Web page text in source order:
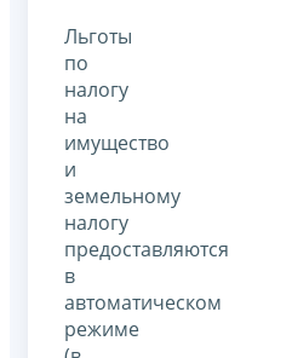
Льготы
по
налогу
на
имущество
и
земельному
налогу
предоставляются
в
автоматическом
режиме